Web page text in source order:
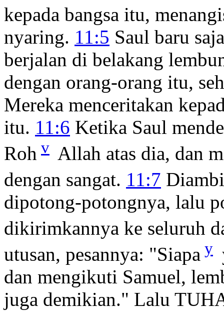
kepada bangsa itu,
nyaring. 11:5 Saul baru
berjalan di belakang
dengan orang-orang itu,
Mereka menceritakan
itu. 11:6 Ketika Saul
Roh v Allah atas dia, dan
dengan sangat. 11:7
dipotong-potongnya, lalu
dikirimkannya ke seluruh
utusan, pesannya: "Siapa y
dan mengikuti Samuel,
juga demikian." Lalu